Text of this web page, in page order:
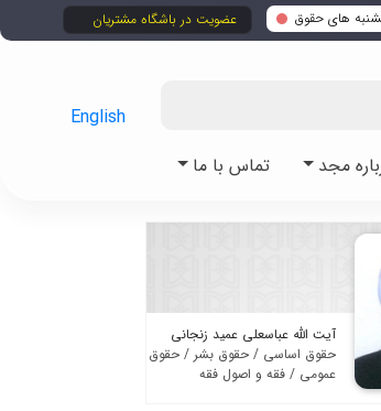
های حقوق عضویت در باشگاه مشتریان
مجد تماس با ما
English
آیت الله عباسعلی عمید زنجانی
حقوق اساسی / حقوق بشر / حقوق
عمومی / فقه و اصول فقه